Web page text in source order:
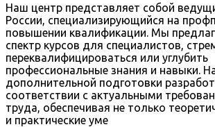
Наш центр представляет собой
России, специализирующийся на
повышении квалификации. Мы
спектр курсов для специалистов,
переквалифицироваться или углубить
профессиональные знания и навыки.
дополнительной подготовки
соответствии с актуальными
труда, обеспечивая не только
и практические уме